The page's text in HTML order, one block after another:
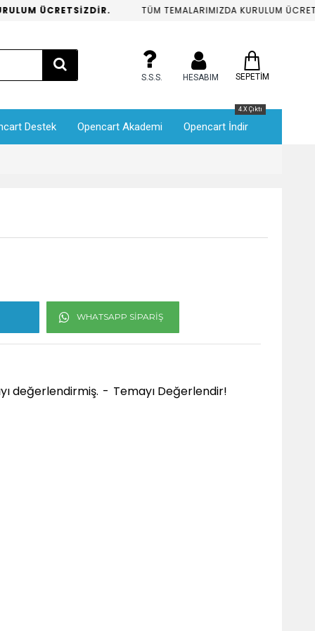
ÜCRETSİZDİR. TÜM TEMALARIMIZDA KURULUM
S.S.S. HESABIM SEPETİM
Destek Opencart Akademi Opencart İndir
4.X Çıktı
değerlendirmiş. - Temayı Değerlendir!
WHATSAPP SIPARIŞ